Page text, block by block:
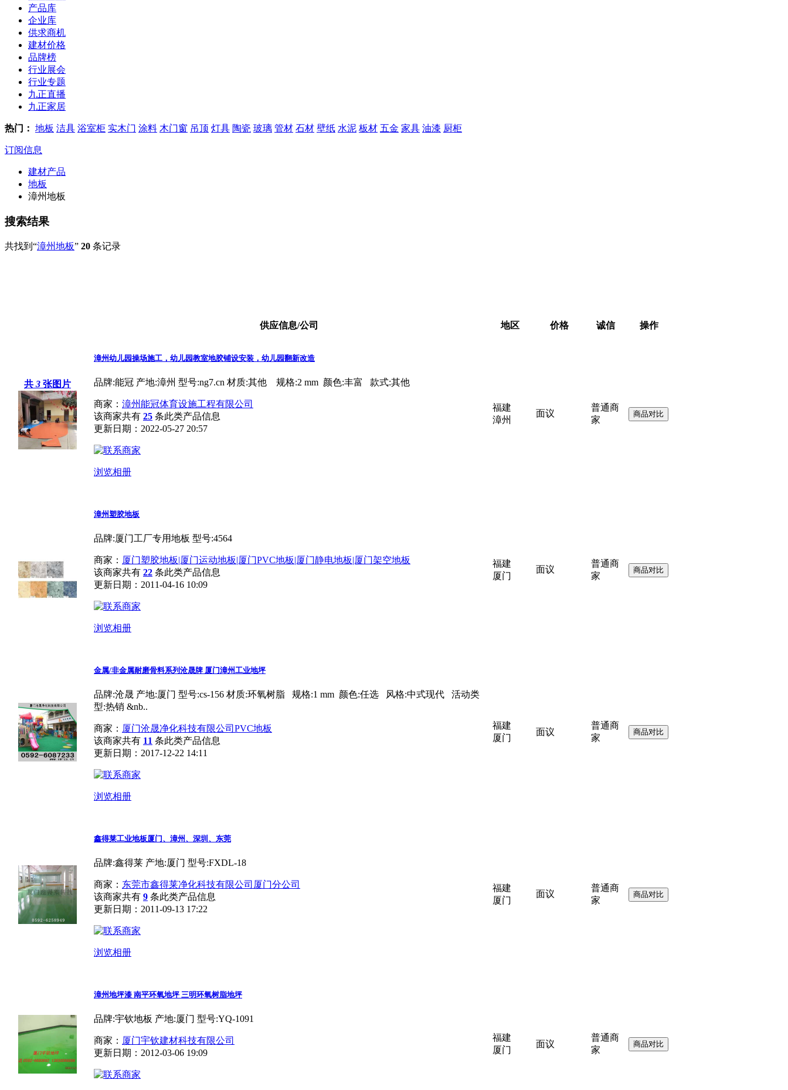
产品库
企业库
供求商机
建材价格
品牌榜
行业展会
行业专题
九正直播
九正家居
热门： 地板 洁具 浴室柜 实木门 涂料 木门窗 吊顶 灯具 陶瓷 玻璃 管材 石材 壁纸 水泥 板材 五金 家具 油漆 厨柜
订阅信息
建材产品
地板
漳州地板
搜索结果
共找到“漳州地板” 20 条记录
供应信息/公司 地区 价格 诚信 操作
共 3 张图片
漳州幼儿园操场施工，幼儿园教室地胶铺设安装，幼儿园翻新改造
品牌:能冠 产地:漳州 型号:ng7.cn 材质:其他 规格:2 mm 颜色:丰富 款式:其他
商家： 漳州能冠体育设施工程有限公司
该商家共有 25 条此类产品信息
更新日期：2022-05-27 20:57
浏览相册
福建
漳州
面议
普通商
家
漳州塑胶地板
品牌:厦门工厂专用地板 型号:4564
商家： 厦门塑胶地板|厦门运动地板|厦门PVC地板|厦门静电地板|厦门架空地板
该商家共有 22 条此类产品信息
更新日期：2011-04-16 10:09
浏览相册
福建
厦门
面议
普通商
家
金属/非金属耐磨骨料系列沧晟牌 厦门漳州工业地坪
品牌:沧晟 产地:厦门 型号:cs-156 材质:环氧树脂 规格:1 mm 颜色:任选 风格:中式现代 活动类
型:热销 &nb..
商家： 厦门沧晟净化科技有限公司PVC地板
该商家共有 11 条此类产品信息
更新日期：2017-12-22 14:11
浏览相册
福建
厦门
面议
普通商
家
鑫得莱工业地板厦门、漳州、深圳、东莞
品牌:鑫得莱 产地:厦门 型号:FXDL-18
商家： 东莞市鑫得莱净化科技有限公司厦门分公司
该商家共有 9 条此类产品信息
更新日期：2011-09-13 17:22
浏览相册
福建
厦门
面议
普通商
家
漳州地坪漆 南平环氧地坪 三明环氧树脂地坪
品牌:宇钦地板 产地:厦门 型号:YQ-1091
商家： 厦门宇钦建材科技有限公司
更新日期：2012-03-06 19:09
福建
厦门
面议
普通商
家